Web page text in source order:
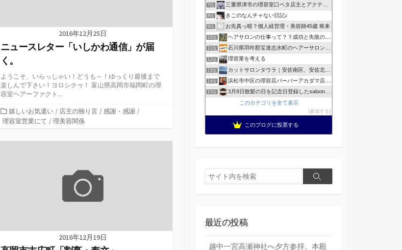
2016年12月25日
ニュースレター「いしかわ通信」が届
く。
ようこそ、いらっしゃい！どうも～！ゆっくり最後まで
楽しんで下さい！ヨロシクゥ！ 富山県高岡市福岡町の理
容室ヘアーファクト...
カ
テ
リ
嬉しいお気遣い / 店主の独り言 / 感謝・感謝 /
理容室営業にて / 理美容関係
2016年12月19日
7位 三重県津市の理容室口ベタ店主とアクティブ嫁のblog
8位 きこのなんチャない日記♪
9位 お先真っ暗？個人経営理・美容師45歳 将来
10位 ヘアサロンの仕事って？？成功と失敗の覚悟！
11位 石川県羽咋郡宝達志水町のヘアーサロン ホープヘアーズ
12位 理容業を考える
13位 カットサロンタウラ｜安佐南区、安佐北区の理美容院
14位 浜松市中区の理容店バーバーアカダマ店主が書く
15位
3月8日散髪の日を記念日登録したsaloonhair
このカテゴリを全て表示
参加する
このブログに投票する
検
索
検
最近の投稿
越中一宮高瀬神社へ夕方参拝。本殿